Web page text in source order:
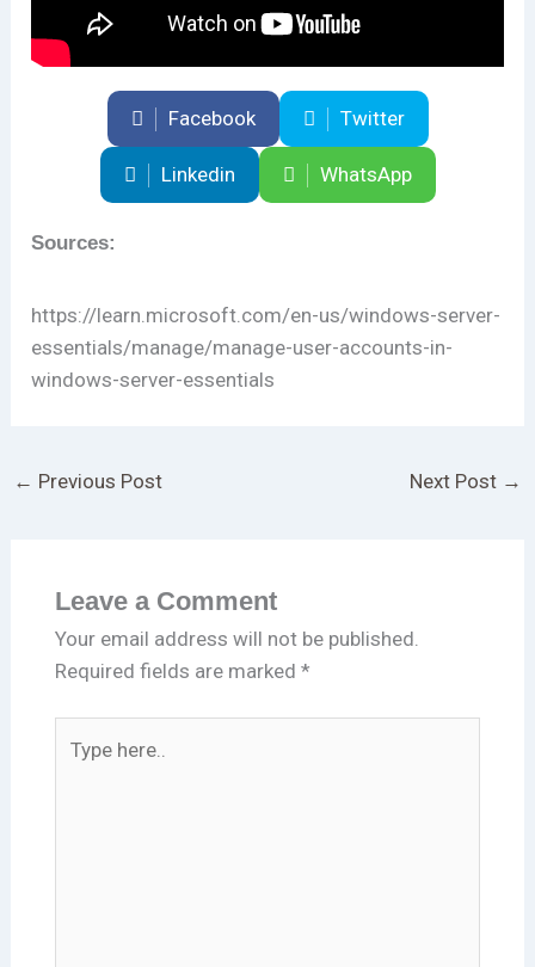
Facebook Twitter
Linkedin WhatsApp
Sources:
https://learn.microsoft.com/en-us/windows-server-
essentials/manage/manage-user-accounts-in-
windows-server-essentials
← Previous Post Next Post →
Leave a Comment
Your email address will not be published.
Required fields are marked *
here..